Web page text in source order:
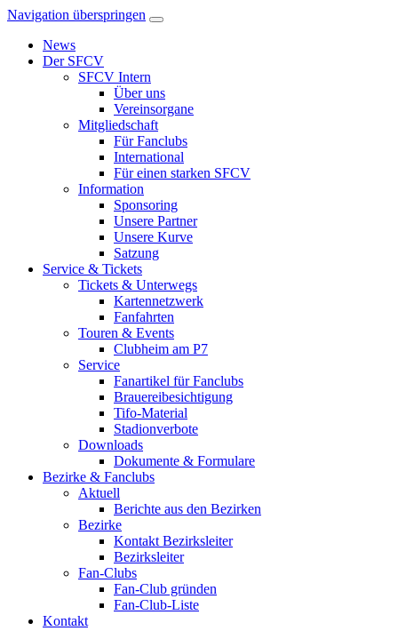
Navigation überspringen
News
Der SFCV
SFCV Intern
Über uns
Vereinsorgane
Mitgliedschaft
Für Fanclubs
International
Für einen starken SFCV
Information
Sponsoring
Unsere Partner
Unsere Kurve
Satzung
Service & Tickets
Tickets & Unterwegs
Kartennetzwerk
Fanfahrten
Touren & Events
Clubheim am P7
Service
Fanartikel für Fanclubs
Brauereibesichtigung
Tifo-Material
Stadionverbote
Downloads
Dokumente & Formulare
Bezirke & Fanclubs
Aktuell
Berichte aus den Bezirken
Bezirke
Kontakt Bezirksleiter
Bezirksleiter
Fan-Clubs
Fan-Club gründen
Fan-Club-Liste
Kontakt